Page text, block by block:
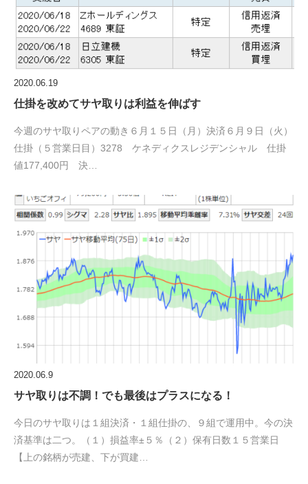
2020.06.19
仕掛を改めてサヤ取りは利益を伸ばす
今週のサヤ取りペアの動き６月１５日（月）決済６月９日（火）
仕掛（５営業日目）3278 ケネディクスレジデンシャル 仕掛
値177,400円 決…
2020.06.9
サヤ取りは不調！でも最後はプラスになる！
今日のサヤ取りは１組決済・１組仕掛の、９組で運用中。今の決
済基準は二つ。（１）損益率±５％（２）保有日数１５営業日
【上の銘柄が売建、下が買建…